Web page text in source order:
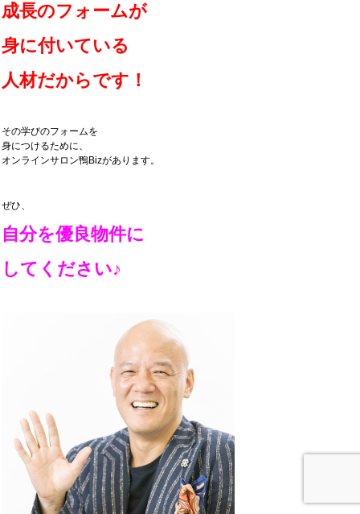
成長のフォームが
身に付いている
人材だからです！
その学びのフォームを
身につけるために、
オンラインサロン鴨Bizがあります。
ぜひ、
自分を優良物件に
してください♪